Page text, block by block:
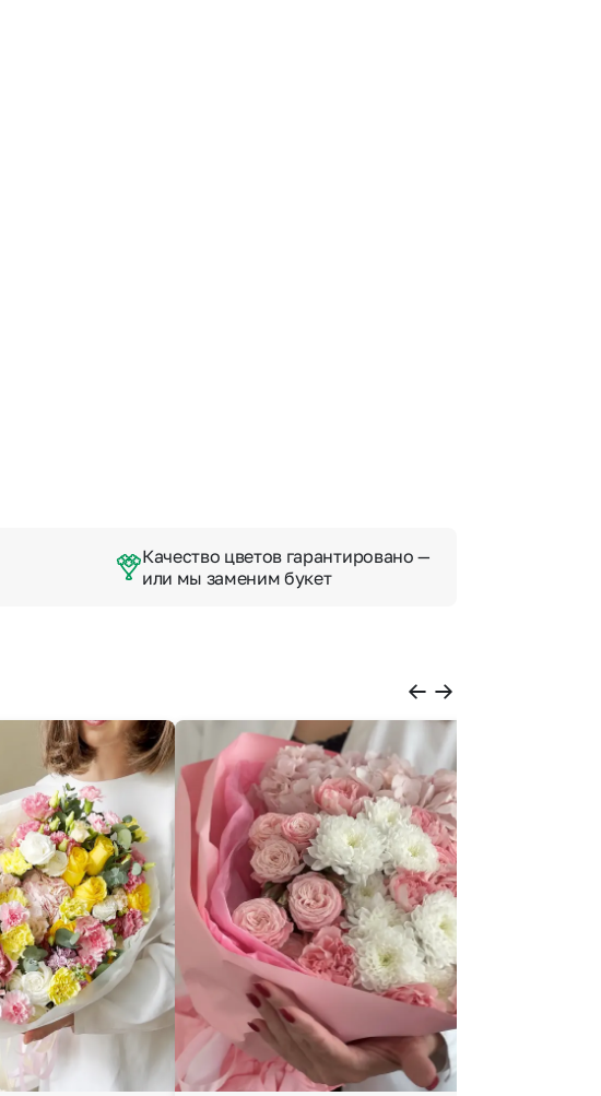
Качество цветов гарантировано —
или мы заменим букет